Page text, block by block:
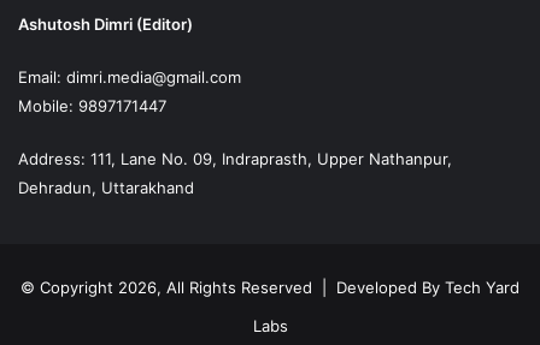
Ashutosh Dimri (Editor)
Email: dimri.media@gmail.com
Mobile: 9897171447
Address: 111, Lane No. 09, Indraprasth, Upper Nathanpur,
Dehradun, Uttarakhand
© Copyright 2026, All Rights Reserved | Developed By Tech Yard
Labs